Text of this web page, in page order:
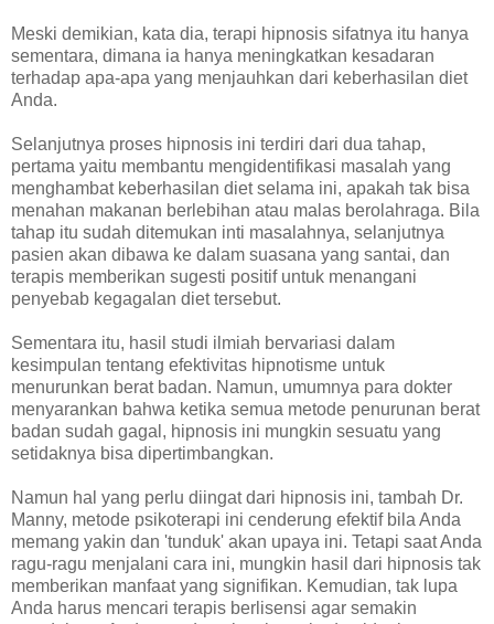
Meski demikian, kata dia, terapi hipnosis sifatnya itu hanya
sementara, dimana ia hanya meningkatkan kesadaran
terhadap apa-apa yang menjauhkan dari keberhasilan diet
Anda.
Selanjutnya proses hipnosis ini terdiri dari dua tahap,
pertama yaitu membantu mengidentifikasi masalah yang
menghambat keberhasilan diet selama ini, apakah tak bisa
menahan makanan berlebihan atau malas berolahraga. Bila
tahap itu sudah ditemukan inti masalahnya, selanjutnya
pasien akan dibawa ke dalam suasana yang santai, dan
terapis memberikan sugesti positif untuk menangani
penyebab kegagalan diet tersebut.
Sementara itu, hasil studi ilmiah bervariasi dalam
kesimpulan tentang efektivitas hipnotisme untuk
menurunkan berat badan. Namun, umumnya para dokter
menyarankan bahwa ketika semua metode penurunan berat
badan sudah gagal, hipnosis ini mungkin sesuatu yang
setidaknya bisa dipertimbangkan.
Namun hal yang perlu diingat dari hipnosis ini, tambah Dr.
Manny, metode psikoterapi ini cenderung efektif bila Anda
memang yakin dan 'tunduk' akan upaya ini. Tetapi saat Anda
ragu-ragu menjalani cara ini, mungkin hasil dari hipnosis tak
memberikan manfaat yang signifikan. Kemudian, tak lupa
Anda harus mencari terapis berlisensi agar semakin